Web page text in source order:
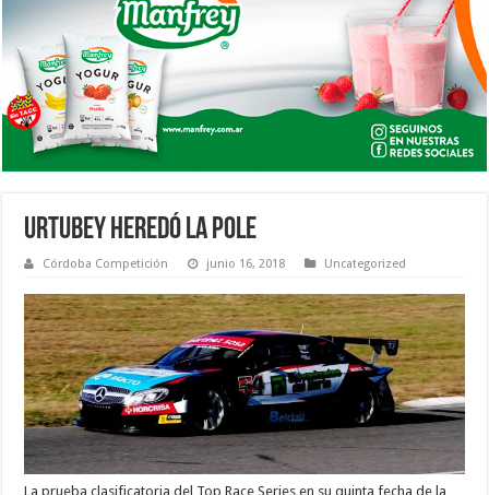
URTUBEY HEREDÓ LA POLE
Córdoba Competición junio 16, 2018 Uncategorized
La prueba clasificatoria del Top Race Series en su quinta fecha de la